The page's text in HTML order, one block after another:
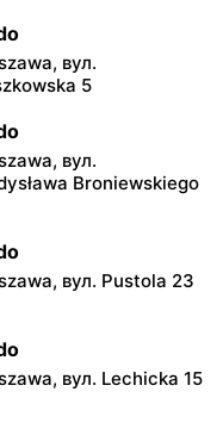
вул.
5
вул.
Broniewskiego
вул. Pustola 23
вул. Lechicka 15